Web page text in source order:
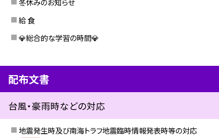
給 食
💎総合的な学習の時間💎
配布文書
台風・豪雨時などの対応
地震発生時及び南海トラフ地震臨時情報発表時等の対応